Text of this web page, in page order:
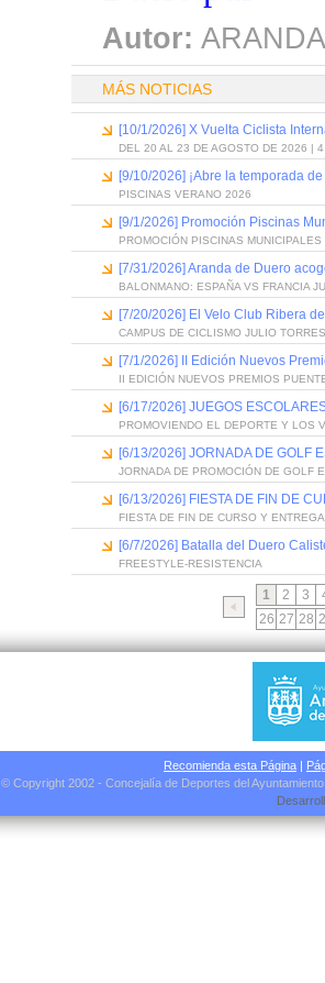
Autor:
MÁS NOTICIAS
[10/1/2026] X Vuelta Ciclista
DEL 20 AL 23 DE AGOSTO DE 2026 | 4
[9/10/2026] ¡Abre la temporada
PISCINAS VERANO 2026
[9/1/2026] Promoción Piscinas
PROMOCIÓN PISCINAS
[7/31/2026] Aranda de Duero
BALONMANO: ESPAÑA VS FRANCIA
[7/20/2026] El Velo Club Ribera
CAMPUS DE CICLISMO JULIO
[7/1/2026] II Edición Nuevos
II EDICIÓN NUEVOS PREMIOS
[6/17/2026] JUEGOS
PROMOVIENDO EL DEPORTE Y LOS
[6/13/2026] JORNADA DE GOLF
JORNADA DE PROMOCIÓN DE GOLF
[6/13/2026] FIESTA DE FIN DE
FIESTA DE FIN DE CURSO Y
[6/7/2026] Batalla del Duero
FREESTYLE-RESISTENCIA
1 2 3
26 27 28
Recomienda esta Página |
© Copyright 2002 - Concejalía de Deportes del